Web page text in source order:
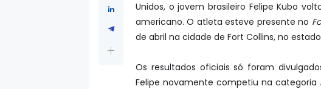
Unidos, o jovem brasileiro Felipe Kubo
americano. O atleta esteve presente no
de abril na cidade de Fort Collins, no
Os resultados oficiais só foram
Felipe novamente competiu na categoria